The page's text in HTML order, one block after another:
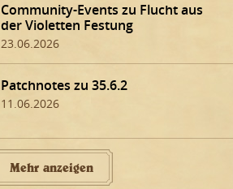
Community-Events zu Flucht aus
der Violetten Festung
23.06.2026
Patchnotes zu 35.6.2
11.06.2026
Mehr anzeigen